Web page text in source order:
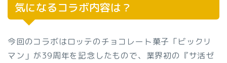
気になるコラボ内容は？
今回のコラボはロッテのチョコレート菓子「ビックリ
マン」が39周年を記念したもので、業界初の『サ活ゼ